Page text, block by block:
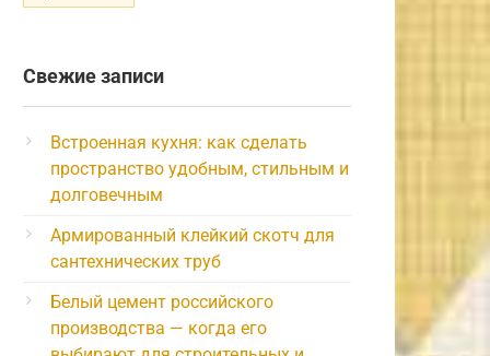
Свежие записи
Встроенная кухня: как сделать
пространство удобным, стильным и
долговечным
Армированный клейкий скотч для
сантехнических труб
Белый цемент российского
производства — когда его